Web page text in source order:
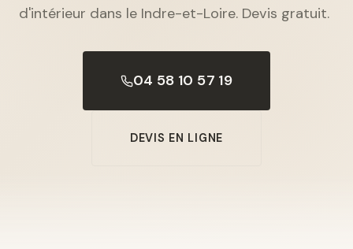
d'intérieur dans le Indre-et-Loire. Devis gratuit.
04 58 10 57 19
DEVIS EN LIGNE